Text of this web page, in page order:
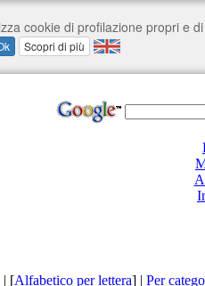
| [Alfabetico per lettera] | Per